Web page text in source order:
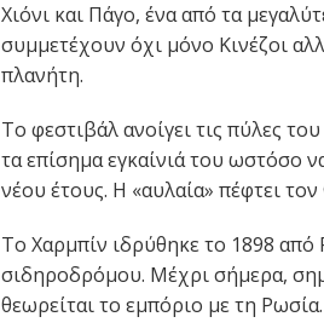
Χιόνι και Πάγο, ένα από τα
συμμετέχουν όχι μόνο Κινέζοι
πλανήτη.
Το φεστιβάλ ανοίγει τις πύλες
τα επίσημα εγκαίνιά του ωστόσο
νέου έτους. Η «αυλαία» πέφτει
Το Χαρμπίν ιδρύθηκε το 1898
σιδηροδρόμου. Μέχρι σήμερα,
θεωρείται το εμπόριο με τη Ρωσία.